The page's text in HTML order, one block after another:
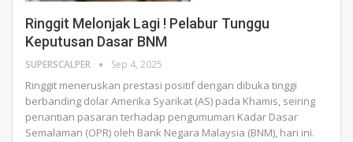
Ringgit Melonjak Lagi ! Pelabur Tunggu
Keputusan Dasar BNM
SUPERSCALPER Sep 4, 2025
Ringgit meneruskan prestasi positif dengan dibuka tinggi
berbanding dolar Amerika Syarikat (AS) pada Khamis, seiring
penantian pasaran terhadap pengumuman Kadar Dasar
Semalaman (OPR) oleh Bank Negara Malaysia (BNM), hari ini.